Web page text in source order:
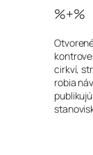
%+%
cirkví,
robia